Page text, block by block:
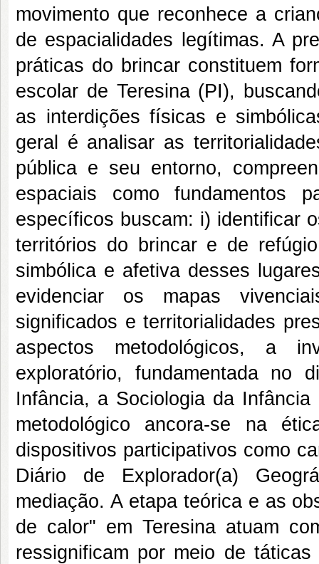
movimento que reconhece a
de espacialidades legítimas. A
práticas do brincar constituem
escolar de Teresina (PI),
as interdições físicas e
geral é analisar as
pública e seu entorno,
espaciais como fundamentos
específicos buscam: i) identificar
territórios do brincar e de
simbólica e afetiva desses
evidenciar os mapas
significados e territorialidades
aspectos metodológicos, a
exploratório, fundamentada no
Infância, a Sociologia da
metodológico ancora-se na
dispositivos participativos como
Diário de Explorador(a)
mediação. A etapa teórica e as
de calor" em Teresina atuam
ressignificam por meio de